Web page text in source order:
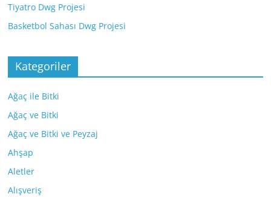
Tiyatro Dwg Projesi
Basketbol Sahası Dwg Projesi
Kategoriler
Ağaç ile Bitki
Ağaç ve Bitki
Ağaç ve Bitki ve Peyzaj
Ahşap
Aletler
Alışveriş